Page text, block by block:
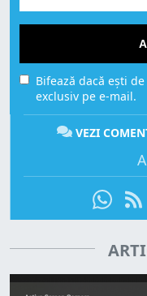
Bifează dacă ești
exclusiv pe e-mail.
VEZI